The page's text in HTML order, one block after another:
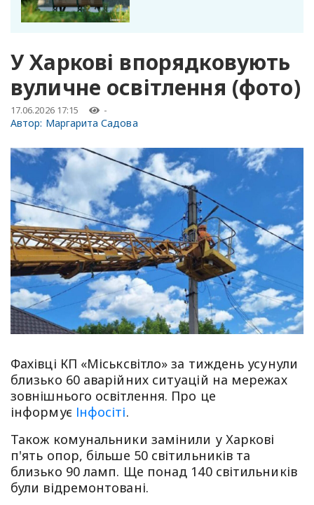
У Харкові впорядковують
вуличне освітлення (фото)
17.06.2026 17:15 -
Автор: Маргарита Садова
Фахівці КП «Міськсвітло» за тиждень усунули
близько 60 аварійних ситуацій на мережах
зовнішнього освітлення. Про це
інформує Інфосіті.
Також комунальники замінили у Харкові
п'ять опор, більше 50 світильників та
близько 90 ламп. Ще понад 140 світильників
були відремонтовані.